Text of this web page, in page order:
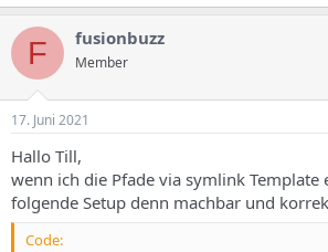
a
k
t
o
n
e
:
F fusionbuzz
Member
17. Juni 2021
Hallo Till,
wenn ich die Pfade via symlink Template
folgende Setup denn machbar und
Code: